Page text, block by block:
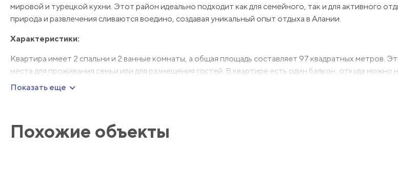
мировой и турецкой кухни. Этот район идеально подходит как для семейного, так и для активного
природа и развлечения сливаются воедино, создавая уникальный опыт отдыха в Алании.
Характеристики:
Квартира имеет 2 спальни и 2 ванные комнаты, а общая площадь составляет 97 квадратных метров.
места для проживания семьи или для размещения гостей. В квартире есть один балкон, откуда можно
окружающие пейзажи. Это идеальное место для утреннего кофе или вечернего отдыха.
В состав инфраструктуры входят детский бассейн, зона отдыха с шезлонгами, открытый бассейн,
лобби и открытая парковка. Все это способствует комфорту и релаксации жильцов.
Показать еще
Похожие объекты